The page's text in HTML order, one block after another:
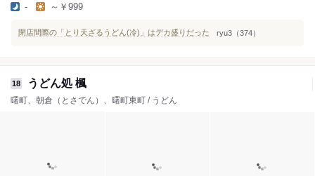
- ～￥999
閉店間際の「とり天ざるうどん(冷)」はデカ盛りだった ryu3（374）
18 うどん処 楓
曙町、朝倉（とさでん）、曙町東町 / うどん